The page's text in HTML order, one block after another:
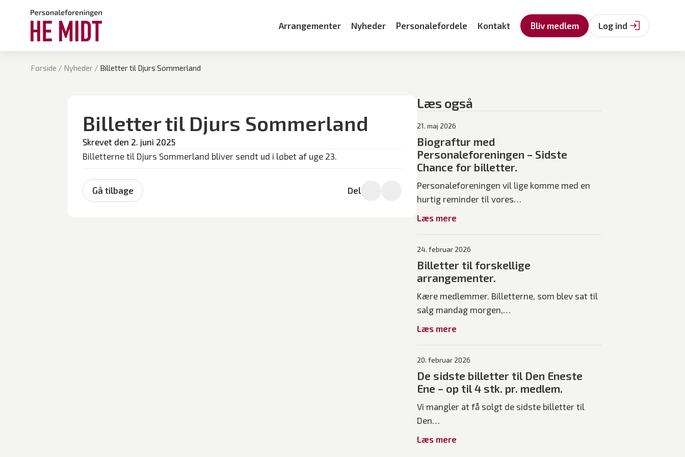
Arrangementer Nyheder Personalefordele Kontakt Bliv medlem Log ind
Forside / Nyheder / Billetter til Djurs Sommerland
Billetter til Djurs Sommerland
Skrevet den 2. juni 2025
Billetterne til Djurs Sommerland bliver sendt ud i løbet af uge 23.
Gå tilbage Del
Læs også
Biograftur med
Personaleforeningen – Sidste
Chance for billetter.
21. maj 2026
Personaleforeningen vil lige komme med en
hurtig reminder til vores…
Læs mere
Billetter til forskellige
arrangementer.
24. februar 2026
Kære medlemmer. Billetterne, som blev sat til
salg mandag morgen,…
Læs mere
De sidste billetter til Den Eneste
Ene – op til 4 stk. pr. medlem.
20. februar 2026
Vi mangler at få solgt de sidste billetter til
Den…
Læs mere